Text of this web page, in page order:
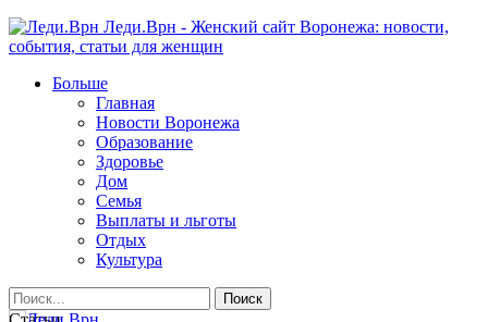
Леди.Врн - Женский сайт Воронежа: новости,
события, статьи для женщин
Больше
Главная
Новости Воронежа
Образование
Здоровье
Дом
Семья
Выплаты и льготы
Отдых
Культура